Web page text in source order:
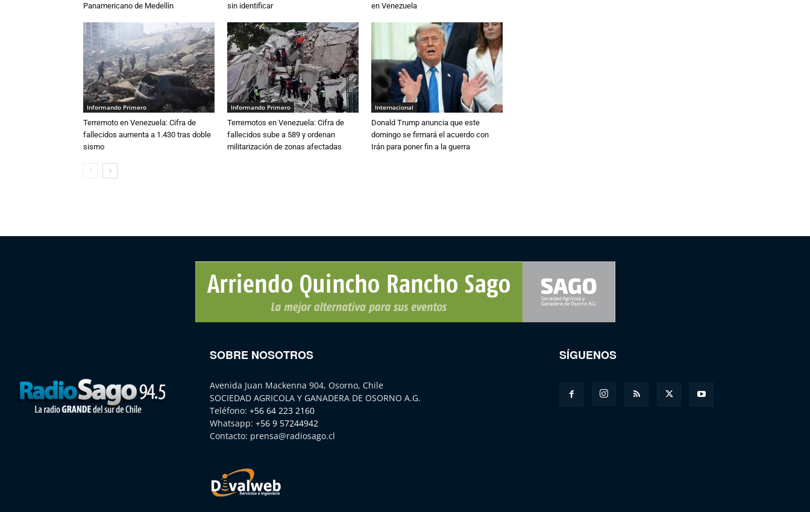
Panamericano de Medellín
sin identificar
en Venezuela
Informando Primero
Terremoto en Venezuela: Cifra de
fallecidos aumenta a 1.430 tras doble
sismo
Informando Primero
Terremotos en Venezuela: Cifra de
fallecidos sube a 589 y ordenan
militarización de zonas afectadas
Internacional
Donald Trump anuncia que este
domingo se firmará el acuerdo con
Irán para poner fin a la guerra
SOBRE NOSOTROS
Avenida Juan Mackenna 904, Osorno, Chile
SOCIEDAD AGRICOLA Y GANADERA DE OSORNO A.G.
Teléfono: +56 64 223 2160
Whatsapp: +56 9 57244942
Contacto: prensa@radiosago.cl
SÍGUENOS